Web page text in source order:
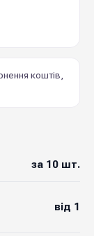
коштів,
за 10 шт.
від 1